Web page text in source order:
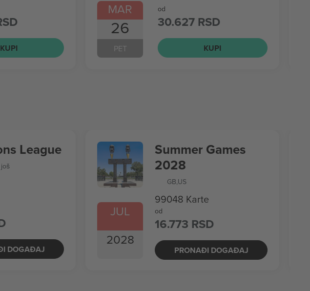
KUPI
MAR
26
PET
od
30.627 RSD
KUPI
League
DOGAĐAJ
JUL
2028
Summer Games
2028
GB,US
99048 Karte
od
16.773 RSD
PRONAĐI DOGAĐAJ